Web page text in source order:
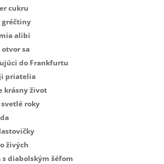
cukru
gréčtiny
alibi
sa
do Frankfurtu
priatelia
krásny život
roky
živých
diabolským šéfom